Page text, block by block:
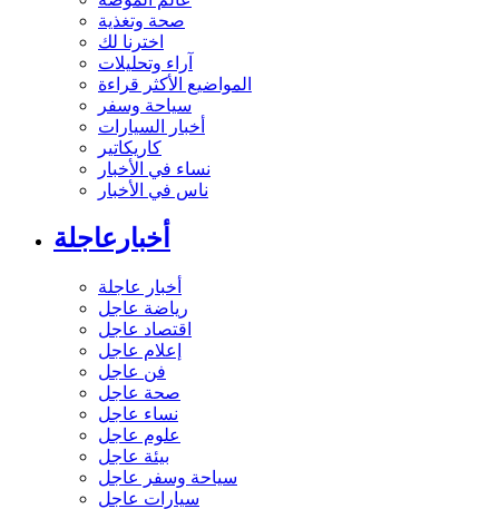
صحة وتغذية
اخترنا لك
آراء وتحليلات
المواضيع الأكثر قراءة
سياحة وسفر
أخبار السيارات
كاريكاتير
نساء في الأخبار
ناس في الأخبار
أخبارعاجلة
أخبار عاجلة
رياضة عاجل
اقتصاد عاجل
إعلام عاجل
فن عاجل
صحة عاجل
نساء عاجل
علوم عاجل
بيئة عاجل
سياحة وسفر عاجل
سيارات عاجل